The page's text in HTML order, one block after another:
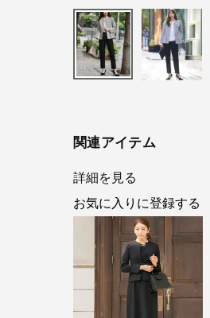
関連アイテム
詳細を見る
お気に入りに登録する